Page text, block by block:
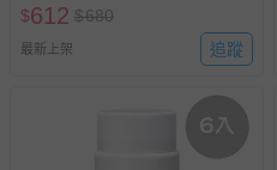
$612 $680
最新上架 追蹤